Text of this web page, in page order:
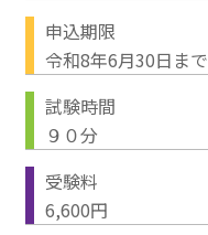
申込期限
令和8年6月30日まで
試験時間
９０分
受験料
6,600円